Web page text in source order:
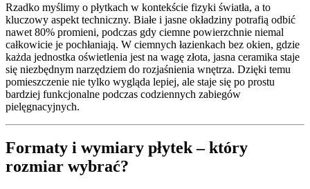
Rzadko myślimy o płytkach w kontekście fizyki światła, a to
kluczowy aspekt techniczny. Białe i jasne okładziny potrafią odbić
nawet 80% promieni, podczas gdy ciemne powierzchnie niemal
całkowicie je pochłaniają. W ciemnych łazienkach bez okien, gdzie
każda jednostka oświetlenia jest na wagę złota, jasna ceramika staje
się niezbędnym narzędziem do rozjaśnienia wnętrza. Dzięki temu
pomieszczenie nie tylko wygląda lepiej, ale staje się po prostu
bardziej funkcjonalne podczas codziennych zabiegów
pielęgnacyjnych.
Formaty i wymiary płytek – który
rozmiar wybrać?